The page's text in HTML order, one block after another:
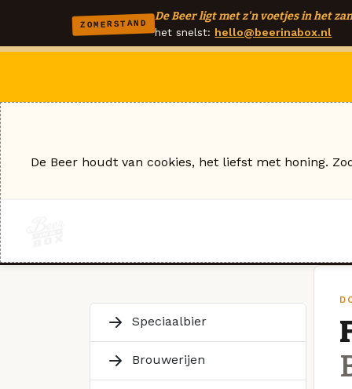
ZOMERSTAND
De Beer ligt met z'n voetjes in het
het snelst: hello@beerinabox.nl
Speciaalbier
Brouwerijen
De Beer houdt van cookies, het liefst met honing.